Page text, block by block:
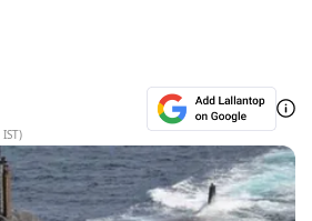
IST)